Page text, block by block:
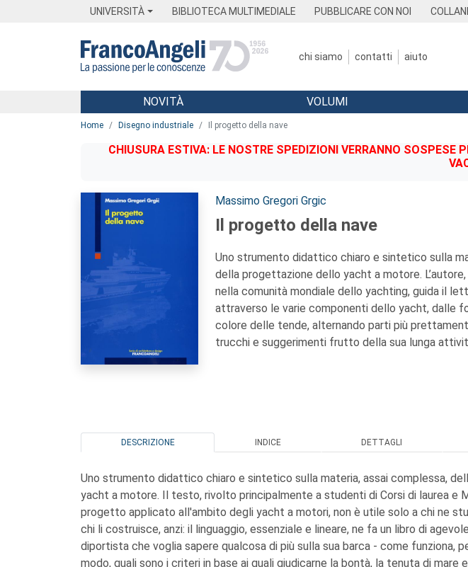
UNIVERSITÀ BIBLIOTECA MULTIMEDIALE PUBBLICARE CON NOI
chi siamo contatti aiuto
Menu
NOVITÀ VOLUMI
Home Disegno industriale Il progetto della nave
CHIUSURA ESTIVA: LE NOSTRE SPEDIZIONI VERRANNO
Autori:
Massimo Gregori Grgic
Il progetto della nave
Uno strumento didattico chiaro e sintetico sulla
della progettazione dello yacht a motore.
nella comunità mondiale dello yachting, guida il
attraverso le varie componenti dello yacht, dalle
colore delle tende, alternando parti più
trucchi e suggerimenti frutto della sua lunga
DESCRIZIONE INDICE DETTAGLI
Uno strumento didattico chiaro e sintetico sulla materia, assai complessa,
yacht a motore. Il testo, rivolto principalmente a studenti di Corsi di laurea e
progetto applicato all'ambito degli yacht a motori, non è utile solo a chi ne
chi li costruisce, anzi: il linguaggio, essenziale e lineare, ne fa un libro di
diportista che voglia sapere qualcosa di più sulla sua barca - come funziona,
modo, quali sono i criteri in base ai quali giudicarne la bontà, la tenuta di mare